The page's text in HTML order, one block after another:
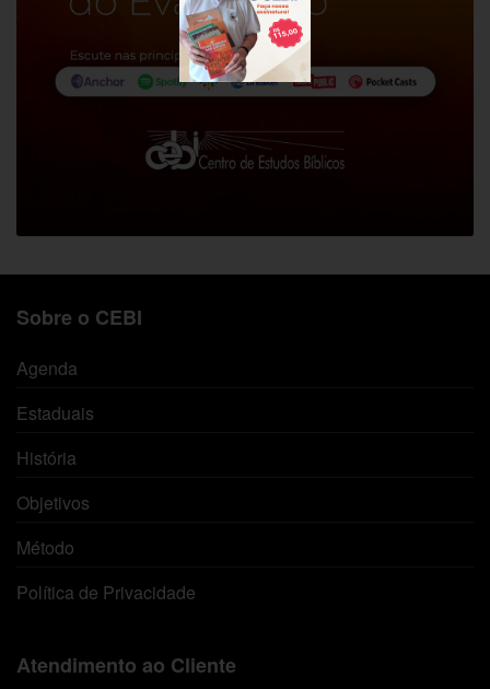
Sobre o CEBI
Agenda
Estaduais
História
Objetivos
Método
Política de Privacidade
Atendimento ao Cliente